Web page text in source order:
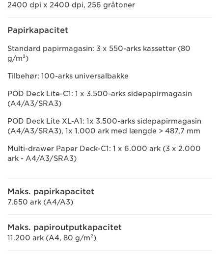
2400 dpi x 2400 dpi, 256 gråtoner
Papirkapacitet
Standard papirmagasin: 3 x 550-arks kassetter (80
g/m²)
Tilbehør: 100-arks universalbakke
POD Deck Lite-C1: 1 x 3.500-arks sidepapirmagasin
(A4/A3/SRA3)
POD Deck Lite XL-A1: 1x 3.500-arks sidepapirmagasin
(A4/A3/SRA3), 1x 1.000 ark med længde > 487,7 mm
Multi-drawer Paper Deck-C1: 1 x 6.000 ark (3 x 2.000
ark - A4/A3/SRA3)
Maks. papirkapacitet
7.650 ark (A4/A3)
Maks. papiroutputkapacitet
11.200 ark (A4, 80 g/m²)